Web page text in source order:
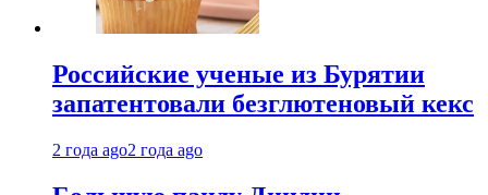
Российские ученые из Бурятии
запатентовали безглютеновый кекс
2 года ago2 года ago